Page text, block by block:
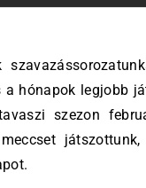
hónapok legjobb
szezon